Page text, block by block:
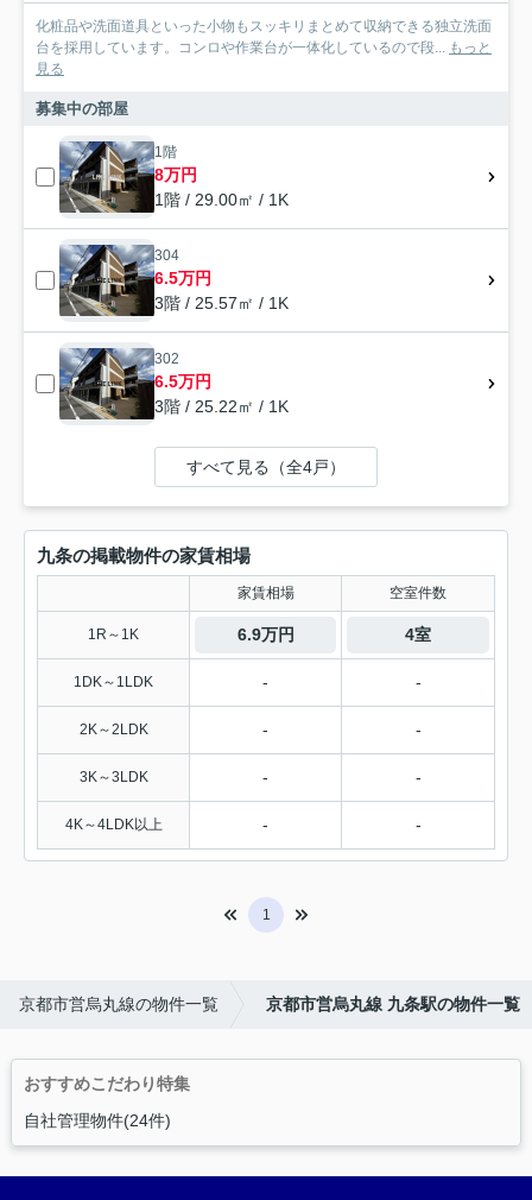
化粧品や洗面道具といった小物もスッキリまとめて収納できる独立洗面
台を採用しています。コンロや作業台が一体化しているので段... もっと
見る
募集中の部屋
1階
8万円
1階 / 29.00㎡ / 1K
304
6.5万円
3階 / 25.57㎡ / 1K
302
6.5万円
3階 / 25.22㎡ / 1K
すべて見る（全4戸）
九条の掲載物件の家賃相場
家賃相場 空室件数
1R～1K 6.9万円 4室
1DK～1LDK - -
2K～2LDK - -
3K～3LDK - -
4K～4LDK以上 - -
1
京都市営烏丸線の物件一覧 京都市営烏丸線 九条駅の物件一覧
おすすめこだわり特集
自社管理物件(24件)